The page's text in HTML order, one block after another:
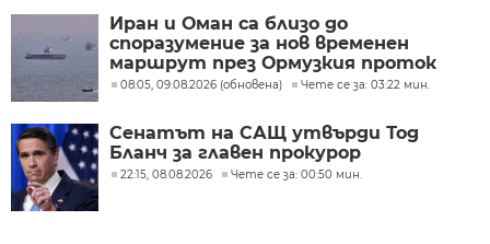
Иран и Оман са близо до
споразумение за нов временен
маршрут през Ормузкия проток
08:05, 09.08.2026 (обновена) Чете се за: 03:22 мин.
Сенатът на САЩ утвърди Тод
Бланч за главен прокурор
22:15, 08.08.2026 Чете се за: 00:50 мин.